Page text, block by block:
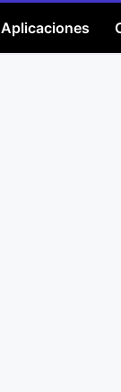
Aplicaciones